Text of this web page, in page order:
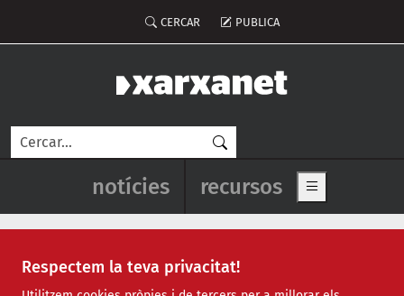
Respectem la teva privacitat!
Menú del compte d'usuari
CERCAR PUBLICA
Cerca
Navegació principal de
notícies recursos Show main
Notícies